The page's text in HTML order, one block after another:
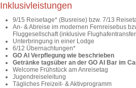
Inklusivleistungen
9/15 Reisetage* (Busreise) bzw. 7/13
An- & Abreise im modernen Fernreisebus
Fluggesellschaft (inklusive
Unterbringung in einer Lodge
6/12 Übernachtungen*
GO AI Verpflegung wie beschrieben
Getränke tagsüber an der GO AI Bar im
Welcome Frühstück am Anreisetag
Jugendreiseleitung
Tägliches Freizeit- & Aktivprogramm